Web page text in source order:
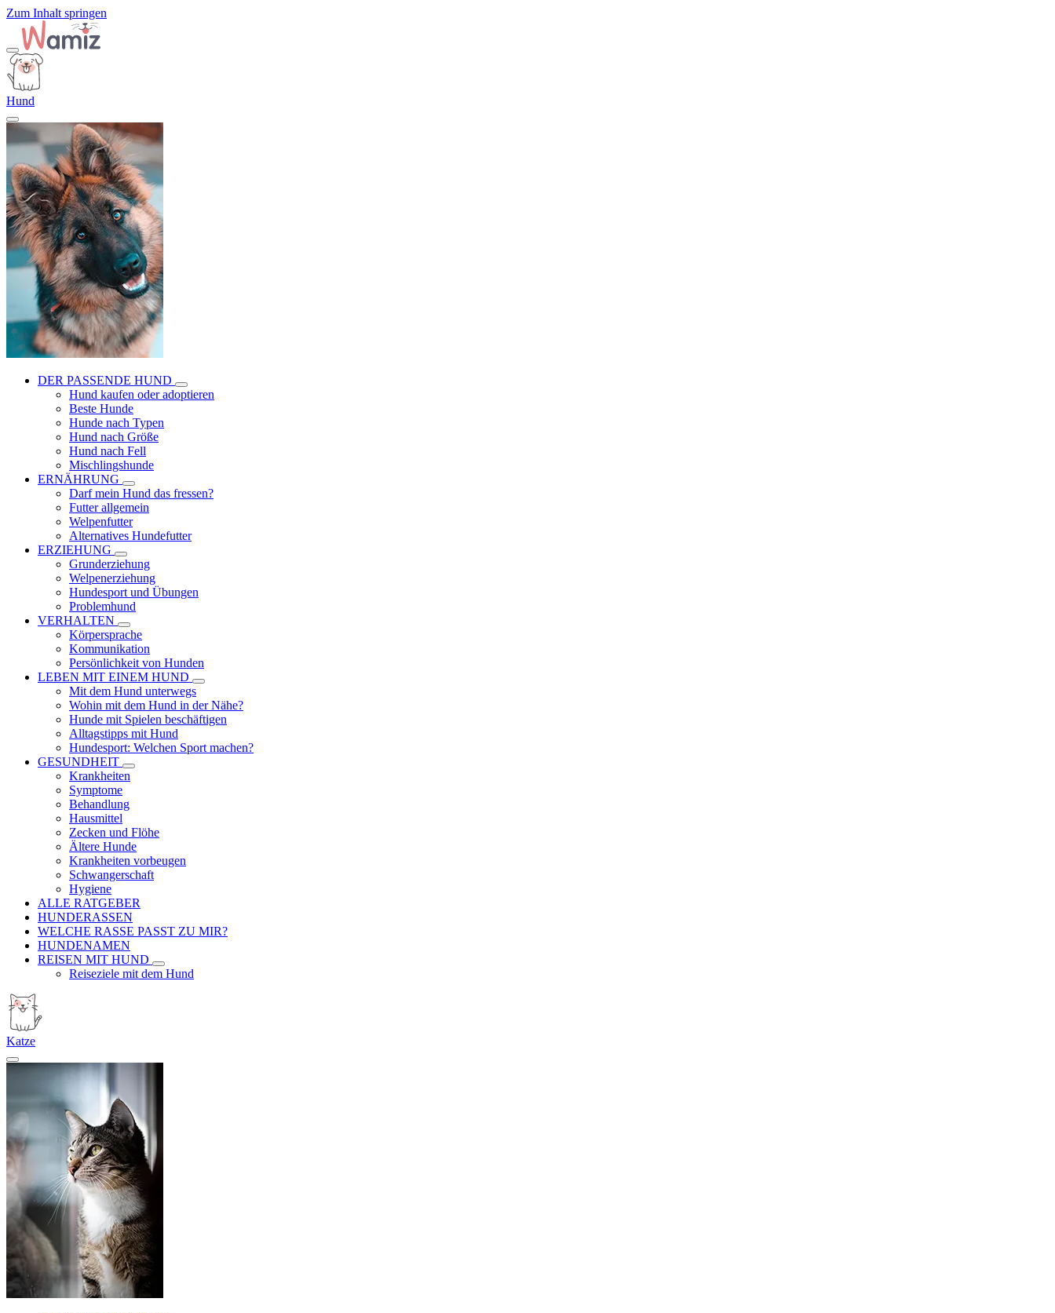
Zum Inhalt springen
Hund
DER PASSENDE HUND
Hund kaufen oder adoptieren
Beste Hunde
Hunde nach Typen
Hund nach Größe
Hund nach Fell
Mischlingshunde
ERNÄHRUNG
Darf mein Hund das fressen?
Futter allgemein
Welpenfutter
Alternatives Hundefutter
ERZIEHUNG
Grunderziehung
Welpenerziehung
Hundesport und Übungen
Problemhund
VERHALTEN
Körpersprache
Kommunikation
Persönlichkeit von Hunden
LEBEN MIT EINEM HUND
Mit dem Hund unterwegs
Wohin mit dem Hund in der Nähe?
Hunde mit Spielen beschäftigen
Alltagstipps mit Hund
Hundesport: Welchen Sport machen?
GESUNDHEIT
Krankheiten
Symptome
Behandlung
Hausmittel
Zecken und Flöhe
Ältere Hunde
Krankheiten vorbeugen
Schwangerschaft
Hygiene
ALLE RATGEBER
HUNDERASSEN
WELCHE RASSE PASST ZU MIR?
HUNDENAMEN
REISEN MIT HUND
Reiseziele mit dem Hund
Katze